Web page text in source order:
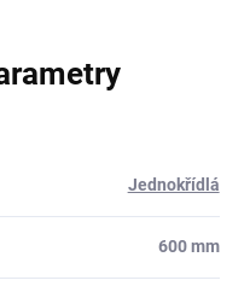
Jednokřídlá
600 mm